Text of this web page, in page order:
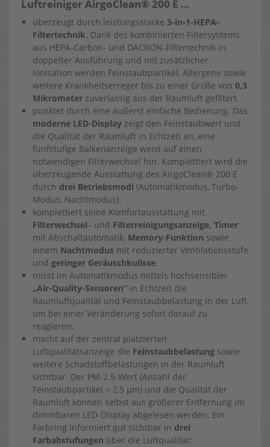
Luftreiniger AirgoClean® 200 E …
überzeugt durch leistungsstarke 3-in-1-HEPA-
Filtertechnik. Dank des kombinierten Filtersystems
aus HEPA-Carbon- und DACRON-Filtertechnik in
doppelter Ausführung und mit zusätzlicher
Ionisation werden Feinstaubpartikel, Allergene sowie
weitere Krankheitserreger bis zu einer Größe von 0,3
Mikrometer zuverlässig aus der Raumluft gefiltert.
punktet durch eine äußerst einfache Bedienung. Das
moderne LED-Display zeigt den Feinstaubwert und
die Qualität der Raumluft in Echtzeit an, eine
fünfstufige Balkenanzeige weist auf einen
notwendigen Filterwechsel hin. Komplettiert wird die
überzeugende Ausstattung des AirgoClean® 200 E
durch drei Betriebsmodi (Automatikmodus, Turbo-
Modus, Nachtmodus).
komplettiert seine Komfortausstattung mit
Filterwechsel– und Filterreinigungsanzeige, Timer
mit Abschaltautomatik, Memory-Funktion sowie
einem Nachtmodus mit reduzierter Ventilationsstufe
und geringer Geräuschkulisse.
misst im Automatikmodus mittels hochsensibler
„Air-Quality-Sensoren“ in Echtzeit die
Raumluftqualität und Feinstaubbelastung in der Luft,
um bei einer Veränderung sofort darauf zu
reagieren.
macht auf der zentral platzierten
Luftqualitätsanzeige die Feinstaubbelastung sowie
weitere Schadstoffbelastungen in der Raumluft
sichtbar. Der PM-2.5-Wert (Anzahl der
Feinstaubpartikel < 2,5 µm) und die Qualität der
Raumluft können selbst aus größerer Entfernung im
dimmbaren LED-Display abgelesen werden. Ein
Farbring informiert gut sichtbar in drei
Farbabstufungen über die Luftqualität: